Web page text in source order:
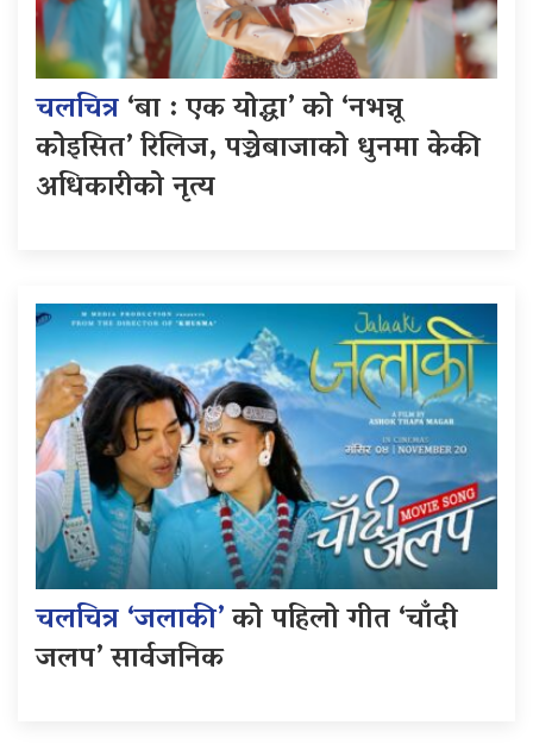
चलचित्र‘बा : एक योद्धा’ को ‘नभन्नू
कोइसित’ रिलिज, पञ्चेबाजाको धुनमा केकी
अधिकारीको नृत्य
चलचित्र ‘जलाकी’को पहिलो गीत ‘चाँदी
जलप’ सार्वजनिक